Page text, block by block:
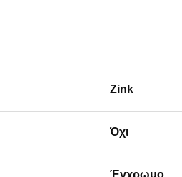
Zink
Όχι
Έγχρωμο